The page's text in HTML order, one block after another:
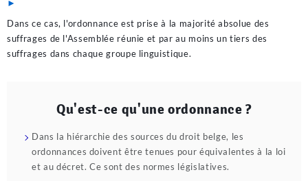
►
Dans ce cas, l'ordonnance est prise à la majorité absolue des
suffrages de l'Assemblée réunie et par au moins un tiers des
suffrages dans chaque groupe linguistique.
Qu'est-ce qu'une ordonnance ?
Dans la hiérarchie des sources du droit belge, les
ordonnances doivent être tenues pour équivalentes à la loi
et au décret. Ce sont des normes législatives.